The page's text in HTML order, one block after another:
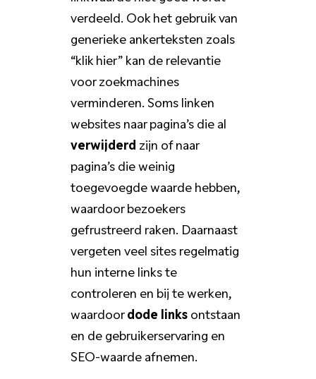
verdeeld. Ook het gebruik van
generieke ankerteksten zoals
“klik hier” kan de relevantie
voor zoekmachines
verminderen. Soms linken
websites naar pagina’s die al
verwijderd zijn of naar
pagina’s die weinig
toegevoegde waarde hebben,
waardoor bezoekers
gefrustreerd raken. Daarnaast
vergeten veel sites regelmatig
hun interne links te
controleren en bij te werken,
waardoordode linksontstaan
en de gebruikerservaring en
SEO-waarde afnemen.